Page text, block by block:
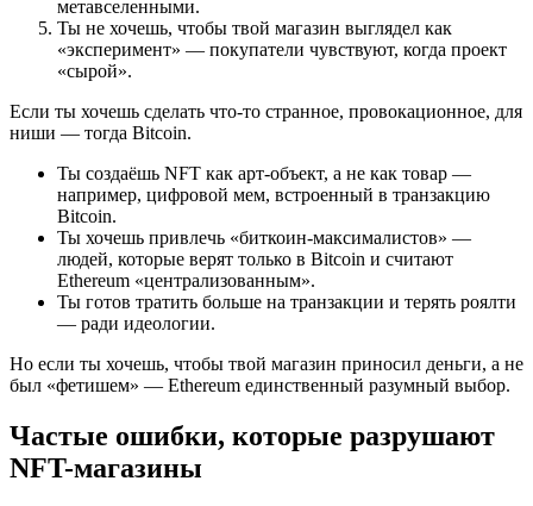
метавселенными.
Ты не хочешь, чтобы твой магазин выглядел как
«эксперимент» — покупатели чувствуют, когда проект
«сырой».
Если ты хочешь сделать что-то странное, провокационное, для
ниши — тогда Bitcoin.
Ты создаёшь NFT как арт-объект, а не как товар —
например, цифровой мем, встроенный в транзакцию
Bitcoin.
Ты хочешь привлечь «биткоин-максималистов» —
людей, которые верят только в Bitcoin и считают
Ethereum «централизованным».
Ты готов тратить больше на транзакции и терять роялти
— ради идеологии.
Но если ты хочешь, чтобы твой магазин приносил деньги, а не
был «фетишем» — Ethereum единственный разумный выбор.
Частые ошибки, которые разрушают
NFT-магазины